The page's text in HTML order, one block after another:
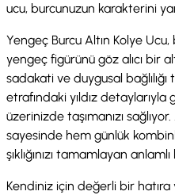
ucu, burcunuzun karakterini
Yengeç Burcu Altın Kolye
yengeç figürünü göz alıcı bir
sadakati ve duygusal
etrafındaki yıldız
üzerinizde taşımanızı sağlıyor.
sayesinde hem günlük
şıklığınızı tamamlayan
Kendiniz için değerli bir